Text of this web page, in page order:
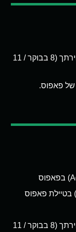
סיור סגוויי בפאפוס עם מדריך בשעה לבחירתך (8 בבוקר / 11
סיור סגוויי בפאפוס עם מדריך בשעה לבחירתך (8 בבוקר / 11